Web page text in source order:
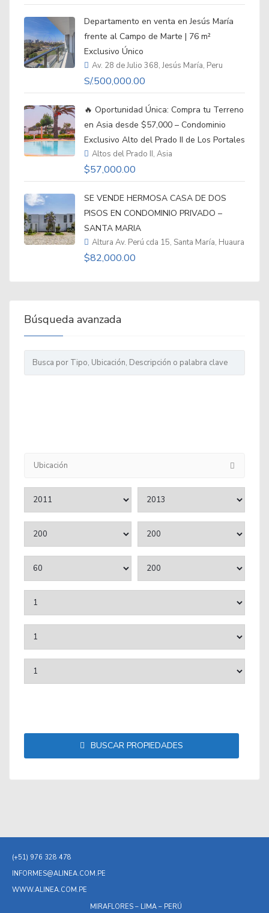
Departamento en venta en Jesús María
frente al Campo de Marte | 76 m²
Exclusivo Único
Av. 28 de Julio 368, Jesús María, Peru
S/.500,000.00
🔥 Oportunidad Única: Compra tu Terreno
en Asia desde $57,000 – Condominio
Exclusivo Alto del Prado II de Los Portales
Altos del Prado II, Asia
$57,000.00
SE VENDE HERMOSA CASA DE DOS
PISOS EN CONDOMINIO PRIVADO –
SANTA MARIA
Altura Av. Perú cda 15, Santa María, Huaura
$82,000.00
Búsqueda avanzada
Ubicación
BUSCAR PROPIEDADES
(+51) 976 328 478
INFORMES@ALINEA.COM.PE
WWW.ALINEA.COM.PE
MIRAFLORES – LIMA – PERÚ